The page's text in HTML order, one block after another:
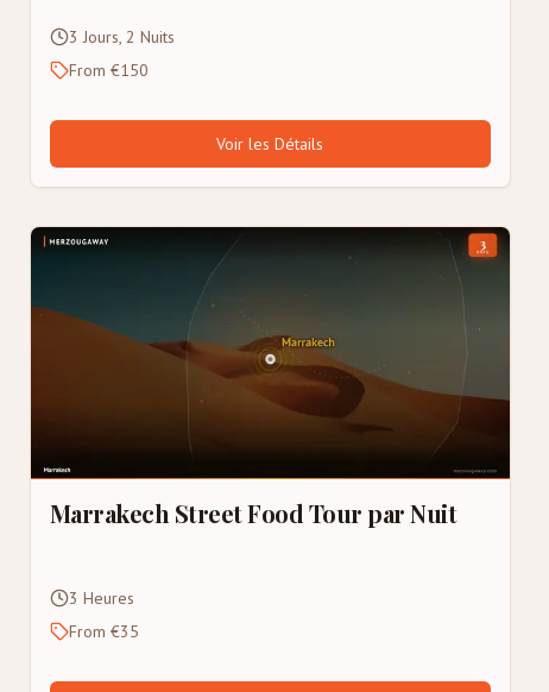
3 Jours, 2 Nuits
From €150
Voir les Détails
Marrakech Street Food Tour par Nuit
3 Heures
From €35